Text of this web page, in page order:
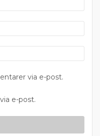
via e-post.
e-post.